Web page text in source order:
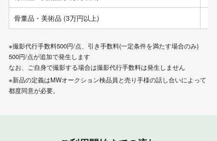
骨董品・美術品 (3万円以上)
※撮影代行手数料500円/点、引き手数料(一定条件を満たす場合のみ)
500円/点が追加で発生します
なお、ご自身で撮影する場合は撮影代行手数料は発生しません
※新品の定義はMWオークション検品員と売り手様の話し合いによって
都度同意が必要。